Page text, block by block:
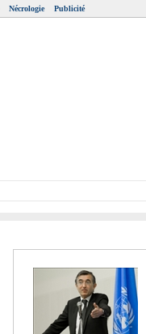
Nécrologie Publicité